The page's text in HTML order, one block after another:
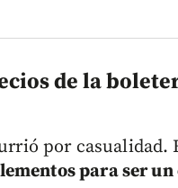
de la
por casualidad.
para ser